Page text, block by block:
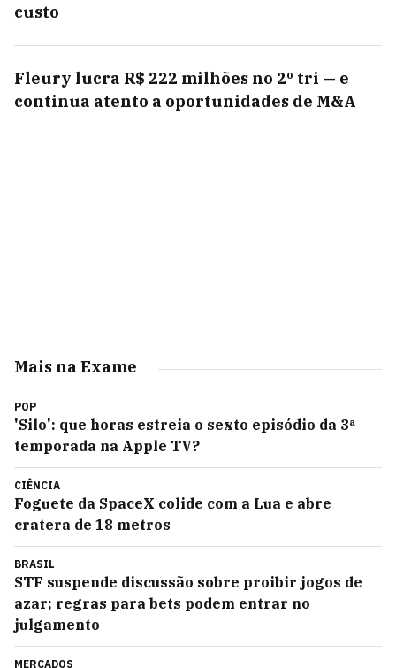
custo
Fleury lucra R$ 222 milhões no 2º tri — e
continua atento a oportunidades de M&A
Mais na Exame
POP
'Silo': que horas estreia o sexto episódio da 3ª
temporada na Apple TV?
CIÊNCIA
Foguete da SpaceX colide com a Lua e abre
cratera de 18 metros
BRASIL
STF suspende discussão sobre proibir jogos de
azar; regras para bets podem entrar no
julgamento
MERCADOS